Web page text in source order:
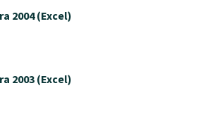
2004 (Excel)
2003 (Excel)